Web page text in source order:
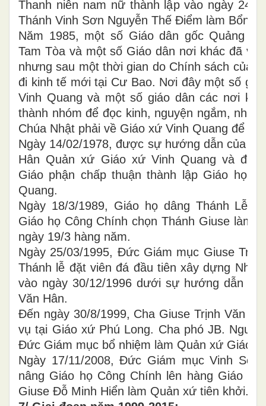
Thanh niên nam nữ thành lập vào ngày 24/
Thánh Vinh Sơn Nguyễn Thế Điểm làm Bổn
Năm 1985, một số Giáo dân gốc Quảng
Tam Tòa và một số Giáo dân nơi khác đã về
nhưng sau một thời gian do Chính sách của
đi kinh tế mới tại Cư Bao. Nơi đây một số
Vinh Quang và một số giáo dân các nơi
thành nhóm để đọc kinh, nguyện ngắm,
Chúa Nhật phải về Giáo xứ Vinh Quang để
Ngày 14/02/1978, được sự hướng dẫn của
Hân Quản xứ Giáo xứ Vinh Quang và
Giáo phận chấp thuận thành lập Giáo họ
Quang.
Ngày 18/3/1989, Giáo họ dâng Thánh Lễ
Giáo họ Công Chính chọn Thánh Giuse làm
ngày 19/3 hàng năm.
Ngày 25/03/1995, Đức Giám mục Giuse
Thánh lễ đặt viên đá đầu tiên xây dựng Nhà
vào ngày 30/12/1996 dưới sự hướng dẫn
Văn Hân.
Đến ngày 30/8/1999, Cha Giuse Trịnh Văn
vụ tại Giáo xứ Phú Long. Cha phó JB.
Đức Giám mục bổ nhiệm làm Quản xứ Giáo
Ngày 17/11/2008, Đức Giám mục Vinh Sơn
nâng Giáo họ Công Chính lên hàng Giáo
Giuse Đỗ Minh Hiển làm Quản xứ tiên khởi.